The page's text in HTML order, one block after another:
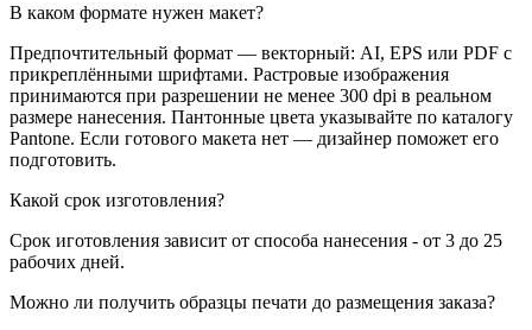
В каком формате нужен макет?
Предпочтительный формат — векторный: AI, EPS или PDF с
прикреплёнными шрифтами. Растровые изображения
принимаются при разрешении не менее 300 dpi в реальном
размере нанесения. Пантонные цвета указывайте по каталогу
Pantone. Если готового макета нет — дизайнер поможет его
подготовить.
Какой срок изготовления?
Срок иготовления зависит от способа нанесения - от 3 до 25
рабочих дней.
Можно ли получить образцы печати до размещения заказа?